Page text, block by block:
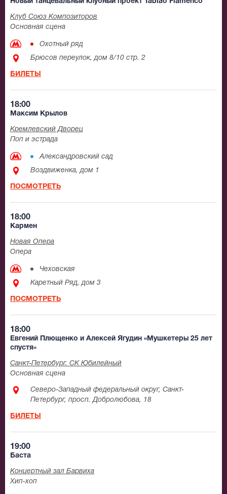
Клуб Союз Композиторов
Основная сцена
Охотный ряд
Брюсов переулок, дом 8/10 стр. 2
БИЛЕТЫ
18:00
Максим Крылов
Кремлевский Дворец
Поп и эстрада
Александровский сад
Воздвиженка, дом 1
ПОСМОТРЕТЬ
18:00
Кармен
Новая Опера
Опера
Чеховская
Каретный Ряд, дом 3
ПОСМОТРЕТЬ
18:00
Евгений Плющенко и Алексей Ягудин «Мушкетеры 25 лет
спустя»
Санкт-Петербург. СК Юбилейный
Основная сцена
Северо-Западный федеральный округ, Санкт-
Петербург, просп. Добролюбова, 18
БИЛЕТЫ
19:00
Баста
Концертный зал Барвиха
Хип-хоп